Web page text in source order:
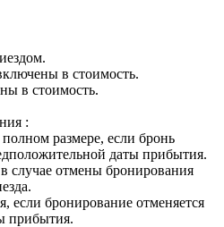
в стоимость.
в стоимость.
:
размере, если бронь
даты прибытия.
случае отмены бронирования
если бронирование отменяется
прибытия.